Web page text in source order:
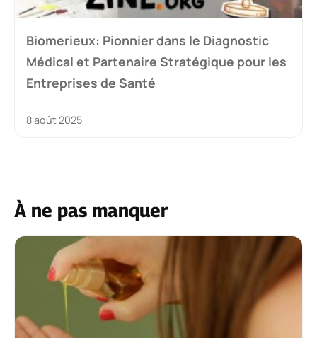
Biomerieux: Pionnier dans le Diagnostic
Médical et Partenaire Stratégique pour les
Entreprises de Santé
8 août 2025
À ne pas manquer